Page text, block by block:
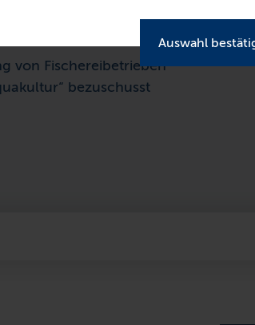
Auswahl
von Fischereibetrieben
bezuschusst